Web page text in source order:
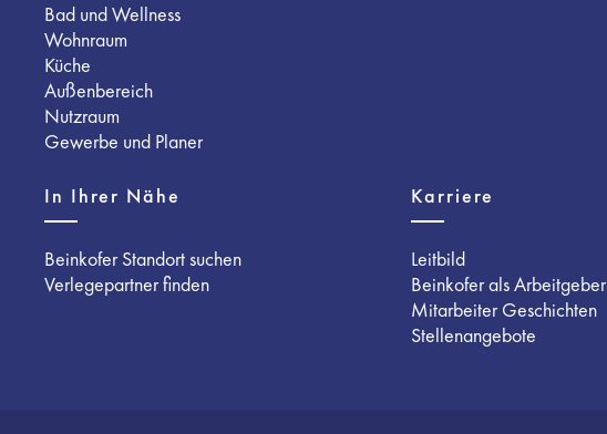
Bad und Wellness
Wohnraum
Küche
Außenbereich
Nutzraum
Gewerbe und Planer
In Ihrer Nähe
Beinkofer Standort suchen
Verlegepartner finden
Karriere
Leitbild
Beinkofer als Arbeitgeber
Mitarbeiter Geschichten
Stellenangebote